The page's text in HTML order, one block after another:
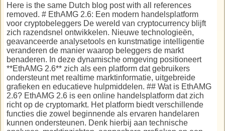
Here is the same Dutch blog post with all references
removed. # EthAMG 2.6: Een modern handelsplatform
voor cryptobeleggers De wereld van cryptocurrency blijft
zich razendsnel ontwikkelen. Nieuwe technologieën,
geavanceerde analysetools en kunstmatige intelligentie
veranderen de manier waarop beleggers de markt
benaderen. In deze dynamische omgeving positioneert
**EthAMG 2.6** zich als een platform dat gebruikers
ondersteunt met realtime marktinformatie, uitgebreide
grafieken en educatieve hulpmiddelen. ## Wat is EthAMG
2.6? EthAMG 2.6 is een online handelsplatform dat zich
richt op de cryptomarkt. Het platform biedt verschillende
functies die zowel beginnende als ervaren handelaren
kunnen ondersteunen. Denk hierbij aan technische